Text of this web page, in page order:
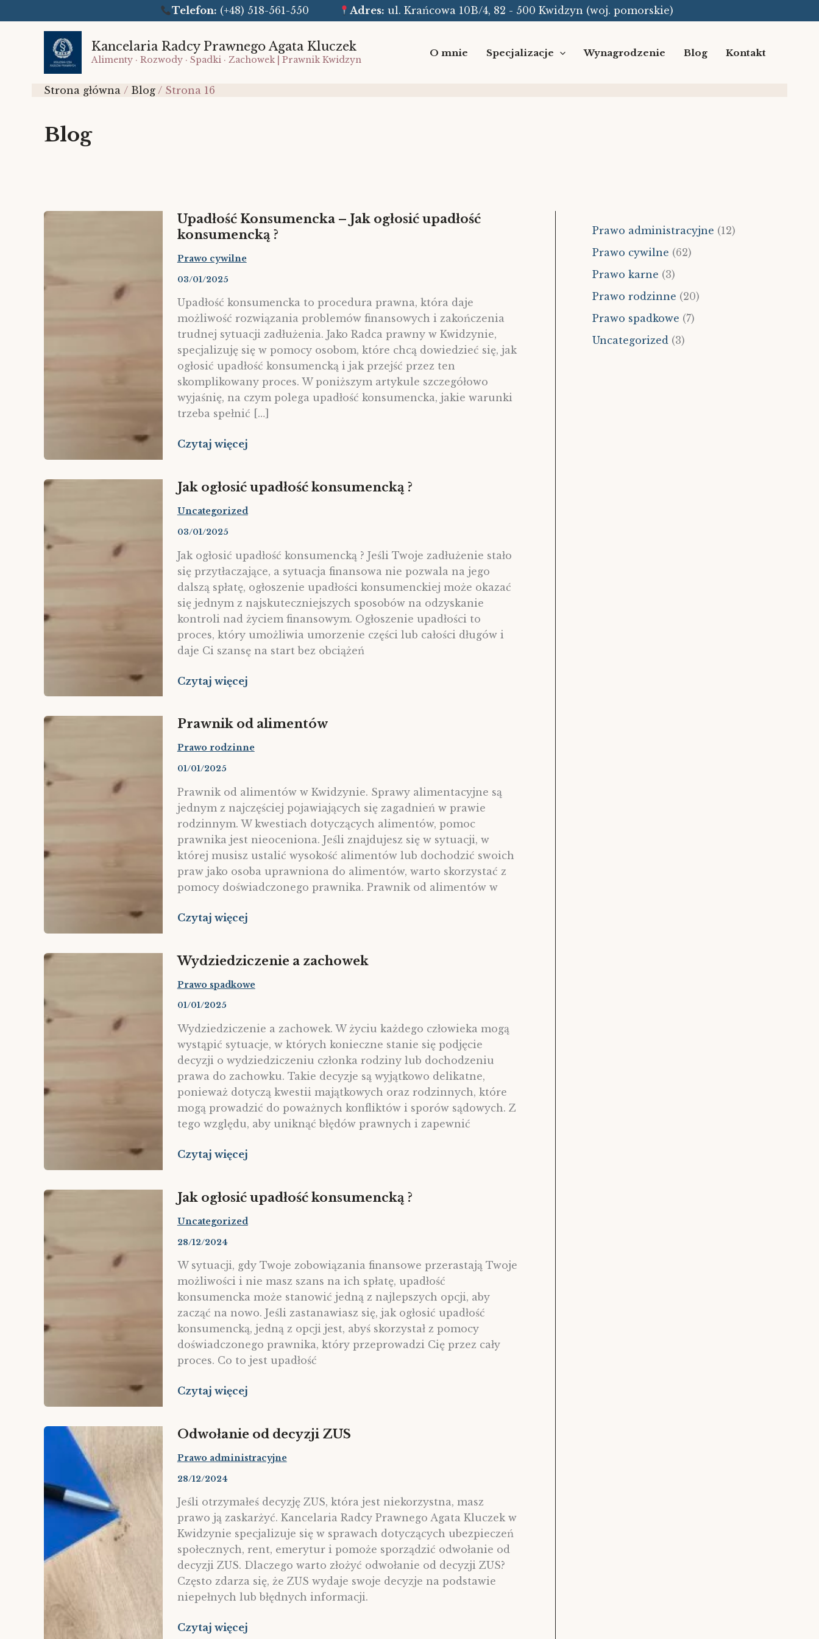
Telefon: (+48) 518-561-550 Adres: ul. Krańcowa 10B/4, 82 - 500 Kwidzyn (woj. pomorskie)
Kancelaria Radcy Prawnego Agata Kluczek
Alimenty · Rozwody · Spadki · Zachowek | Prawnik Kwidzyn
O mnie Specjalizacje Wynagrodzenie Blog Kontakt
Strona główna Blog Strona 16
Blog
Upadłość Konsumencka – Jak ogłosić upadłość
konsumencką ?
Prawo cywilne
03/01/2025
Upadłość konsumencka to procedura prawna, która daje
możliwość rozwiązania problemów finansowych i zakończenia
trudnej sytuacji zadłużenia. Jako Radca prawny w Kwidzynie,
specjalizuję się w pomocy osobom, które chcą dowiedzieć się, jak
ogłosić upadłość konsumencką i jak przejść przez ten
skomplikowany proces. W poniższym artykule szczegółowo
wyjaśnię, na czym polega upadłość konsumencka, jakie warunki
trzeba spełnić […]
Upadłość
Jak
ogłosić
konsumencką
?
Czytaj więcej
Jak ogłosić upadłość konsumencką ?
Uncategorized
03/01/2025
Jak ogłosić upadłość konsumencką ? Jeśli Twoje zadłużenie stało
się przytłaczające, a sytuacja finansowa nie pozwala na jego
dalszą spłatę, ogłoszenie upadłości konsumenckiej może okazać
się jednym z najskuteczniejszych sposobów na odzyskanie
kontroli nad życiem finansowym. Ogłoszenie upadłości to
proces, który umożliwia umorzenie części lub całości długów i
daje Ci szansę na start bez obciążeń
Jak
konsumencką
?
Czytaj więcej
Prawnik od alimentów
Prawo rodzinne
01/01/2025
Prawnik od alimentów w Kwidzynie. Sprawy alimentacyjne są
jednym z najczęściej pojawiających się zagadnień w prawie
rodzinnym. W kwestiach dotyczących alimentów, pomoc
prawnika jest nieoceniona. Jeśli znajdujesz się w sytuacji, w
której musisz ustalić wysokość alimentów lub dochodzić swoich
praw jako osoba uprawniona do alimentów, warto skorzystać z
pomocy doświadczonego prawnika. Prawnik od alimentów w
Prawnik
Czytaj więcej
Wydziedziczenie a zachowek
Prawo spadkowe
01/01/2025
Wydziedziczenie a zachowek. W życiu każdego człowieka mogą
wystąpić sytuacje, w których konieczne stanie się podjęcie
decyzji o wydziedziczeniu członka rodziny lub dochodzeniu
prawa do zachowku. Takie decyzje są wyjątkowo delikatne,
ponieważ dotyczą kwestii majątkowych oraz rodzinnych, które
mogą prowadzić do poważnych konfliktów i sporów sądowych. Z
tego względu, aby uniknąć błędów prawnych i zapewnić
Wydziedziczenie
Czytaj więcej
Jak ogłosić upadłość konsumencką ?
Uncategorized
28/12/2024
W sytuacji, gdy Twoje zobowiązania finansowe przerastają Twoje
możliwości i nie masz szans na ich spłatę, upadłość
konsumencka może stanowić jedną z najlepszych opcji, aby
zacząć na nowo. Jeśli zastanawiasz się, jak ogłosić upadłość
konsumencką, jedną z opcji jest, abyś skorzystał z pomocy
doświadczonego prawnika, który przeprowadzi Cię przez cały
proces. Co to jest upadłość
Jak
konsumencką
?
Czytaj więcej
Odwołanie od decyzji ZUS
Prawo administracyjne
28/12/2024
Jeśli otrzymałeś decyzję ZUS, która jest niekorzystna, masz
prawo ją zaskarżyć. Kancelaria Radcy Prawnego Agata Kluczek w
Kwidzynie specjalizuje się w sprawach dotyczących ubezpieczeń
społecznych, rent, emerytur i pomoże sporządzić odwołanie od
decyzji ZUS. Dlaczego warto złożyć odwołanie od decyzji ZUS?
Często zdarza się, że ZUS wydaje swoje decyzje na podstawie
niepełnych lub błędnych informacji.
Odwołanie
Czytaj więcej
Prawo administracyjne (12)
Prawo cywilne (62)
Prawo karne (3)
Prawo rodzinne (20)
Prawo spadkowe (7)
Uncategorized (3)